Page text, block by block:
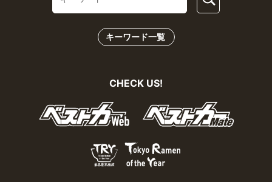
キーワード一覧
CHECK US!